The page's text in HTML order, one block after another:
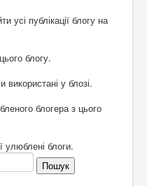
інших
стало
ле
Історія сіл
Блоги
усі публікації блогу на
блогу.
використані у блозі.
блогера з цього
улюблені блоги.
Пошук